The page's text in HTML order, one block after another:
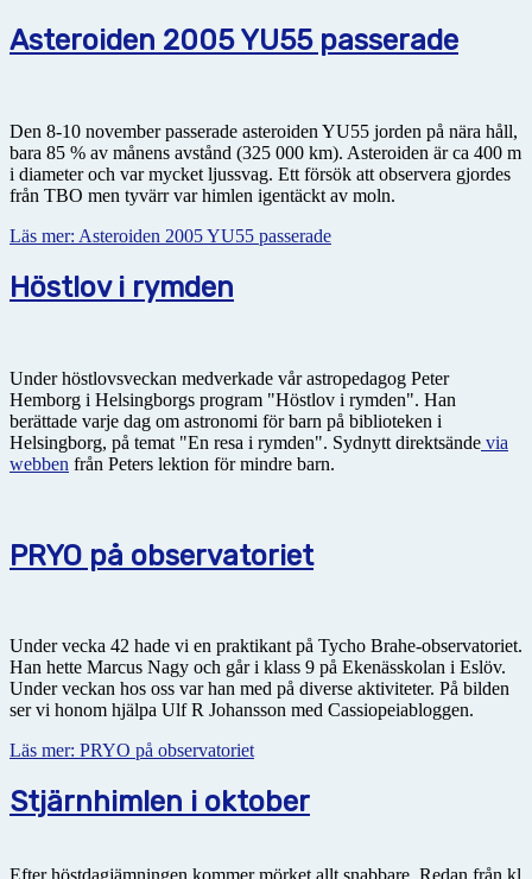
Asteroiden 2005 YU55 passerade
Den 8-10 november passerade asteroiden YU55 jorden på nära håll,
bara 85 % av månens avstånd (325 000 km). Asteroiden är ca 400 m
i diameter och var mycket ljussvag. Ett försök att observera gjordes
från TBO men tyvärr var himlen igentäckt av moln.
Läs mer: Asteroiden 2005 YU55 passerade
Höstlov i rymden
Under höstlovsveckan medverkade vår astropedagog Peter
Hemborg i Helsingborgs program "Höstlov i rymden". Han
berättade varje dag om astronomi för barn på biblioteken i
Helsingborg, på temat "En resa i rymden". Sydnytt direktsände via
webben från Peters lektion för mindre barn.
PRYO på observatoriet
Under vecka 42 hade vi en praktikant på Tycho Brahe-observatoriet.
Han hette Marcus Nagy och går i klass 9 på Ekenässkolan i Eslöv.
Under veckan hos oss var han med på diverse aktiviteter. På bilden
ser vi honom hjälpa Ulf R Johansson med Cassiopeiabloggen.
Läs mer: PRYO på observatoriet
Stjärnhimlen i oktober